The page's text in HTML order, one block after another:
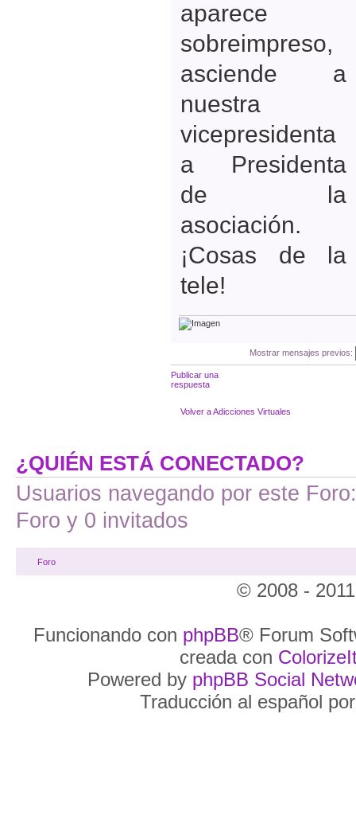
aparece
sobreimpreso,
asciende a
nuestra
vicepresidenta
a Presidenta
de la
asociación.
¡Cosas de la
tele!
Mostrar mensajes previos:
Publicar una
respuesta
Volver a Adicciones Virtuales
¿QUIÉN ESTÁ CONECTADO?
Usuarios navegando por este
Foro y 0 invitados
Foro
© 2008 -
Funcionando con phpBB® Forum
creada con
Powered by phpBB Social
Traducción al español